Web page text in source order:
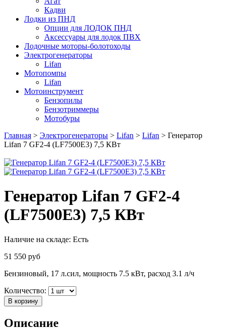
Кадви
Лодки из ПНД
Опции для ЛОДОК ПНД
Аксессуары для лодок ПВХ
Лодочные моторы-болотоходы
Электрогенераторы
Lifan
Мотопомпы
Lifan
Мотоинструмент
Бензопилы
Бензотриммеры
Мотобуры
Главная > Электрогенераторы > Lifan > Lifan > Генератор
Lifan 7 GF2-4 (LF7500E3) 7,5 КВт
Генератор Lifan 7 GF2-4
(LF7500E3) 7,5 КВт
Наличие на складе: Есть
51 550 руб
Бензиновый, 17 л.сил, мощность 7.5 кВт, расход 3.1 л/ч
Количество:
В корзину
Описание